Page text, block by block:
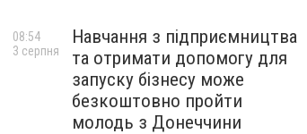
Навчання з підприємництва
та отримати допомогу для
запуску бізнесу може
безкоштовно пройти
молодь з Донеччини
08:54
3 серпня